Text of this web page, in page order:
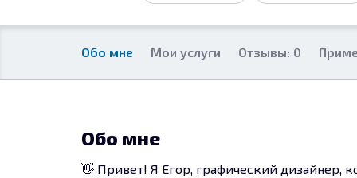
Обо мне Мои услуги Отзывы: 0
Обо мне
👋 Привет! Я Егор, графический дизайнер,